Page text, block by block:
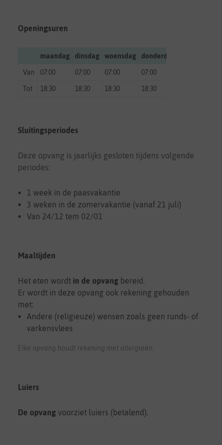
Openingsuren
maandag dinsdag woensdag donderdag
Van 07:00 07:00 07:00 07:00
Tot 18:30 18:30 18:30 18:30
Sluitingsperiodes
Deze opvang is jaarlijks gesloten tijdens volgende
periodes:
1 week in de paasvakantie
3 weken in de zomervakantie (vanaf 21 juli)
Van 24/12 tem 02/01
Maaltijden
Het eten wordt in de opvang bereid.
Er wordt in deze opvang ook rekening gehouden
met:
Andere (religieuze) wensen zoals geen runds- of
varkensvlees
Elke opvang houdt rekening met allergieën.
Luiers
De opvang voorziet luiers (betalend).